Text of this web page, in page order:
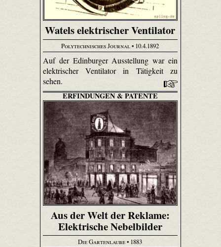
Watels elektrischer Ventilator
Polytechnisches Journal• 10.4.1892
Auf der Edinburger Ausstellung war ein
elektrischer Ventilator in Tätigkeit zu
sehen.
ERFINDUNGEN & PATENTE
Aus der Welt der Reklame:
Elektrische Nebelbilder
Die Gartenlaube• 1883